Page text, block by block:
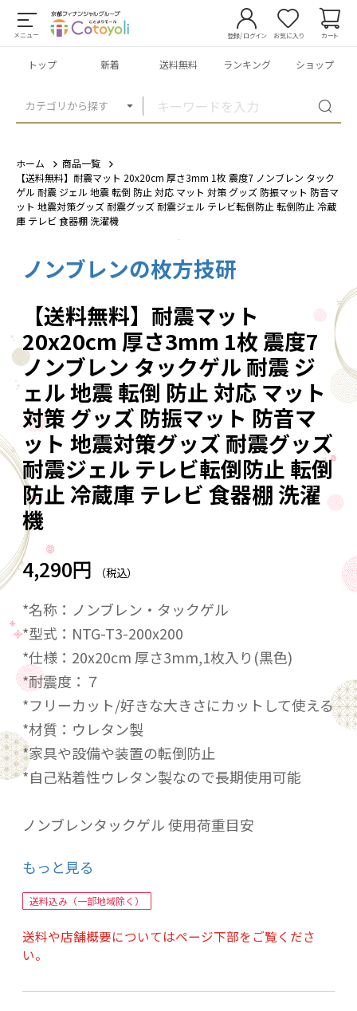
メニュー
カテゴリから探す
登録/ログイン お気に入り カート
トップ 新着 送料無料 ランキング ショップ
ホーム
商品一覧
【送料無料】耐震マット 20x20cm 厚さ3mm 1枚 震度7 ノンブレン タック
ゲル 耐震 ジェル 地震 転倒 防止 対応 マット 対策 グッズ 防振マット 防音マ
ット 地震対策グッズ 耐震グッズ 耐震ジェル テレビ転倒防止 転倒防止 冷蔵
庫 テレビ 食器棚 洗濯機
ノンブレンの枚方技研
【送料無料】耐震マット
20x20cm 厚さ3mm 1枚 震度7
ノンブレン タックゲル 耐震 ジ
ェル 地震 転倒 防止 対応 マット
対策 グッズ 防振マット 防音マ
ット 地震対策グッズ 耐震グッズ
耐震ジェル テレビ転倒防止 転倒
防止 冷蔵庫 テレビ 食器棚 洗濯
機
4,290円 （税込）
*名称：ノンブレン・タックゲル
*型式：NTG-T3-200x200
*仕様：20x20cm 厚さ3mm,1枚入り(黒色)
*耐震度：７
*フリーカット/好きな大きさにカットして使える
*材質：ウレタン製
*家具や設備や装置の転倒防止
*自己粘着性ウレタン製なので長期使用可能
ノンブレンタックゲル 使用荷重目安
40x40mm/2枚 ～30kg 小型
40x40mm/4枚 ～70kg 中型
50x70mm/4枚 ～120kg 大型
もっと見る
送料込み（一部地域除く）
送料や店舗概要についてはページ下部をご覧くださ
い。